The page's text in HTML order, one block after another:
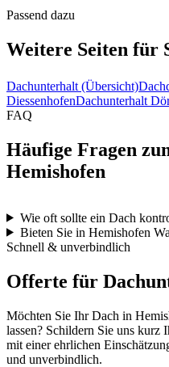
Passend dazu
Weitere Seiten für
Dachunterhalt (Übersicht)
DiessenhofenDachunterhalt
FAQ
Häufige Fragen
Hemishofen
Wie oft sollte ein Dach
Bieten Sie in Hemishofen
Schnell & unverbindlich
Offerte für
Möchten Sie Ihr Dach in
lassen? Schildern Sie uns kurz
mit einer ehrlichen
und unverbindlich.